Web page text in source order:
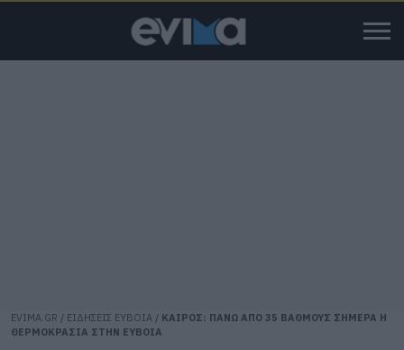
EVIMA.GR / ΕΙΔΗΣΕΙΣ ΕΥΒΟΙΑ / ΚΑΙΡΟΣ: ΠΑΝΩ ΑΠΟ 35 ΒΑΘΜΟΥΣ ΣΗΜΕΡΑ Η
ΘΕΡΜΟΚΡΑΣΙΑ ΣΤΗΝ ΕΥΒΟΙΑ